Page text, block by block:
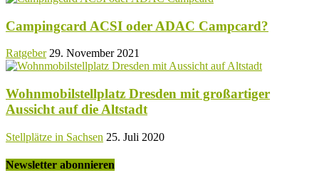
Campingcard ACSI oder ADAC Campcard?
Ratgeber 29. November 2021
Wohnmobilstellplatz Dresden mit großartiger
Aussicht auf die Altstadt
Stellplätze in Sachsen 25. Juli 2020
Newsletter abonnieren